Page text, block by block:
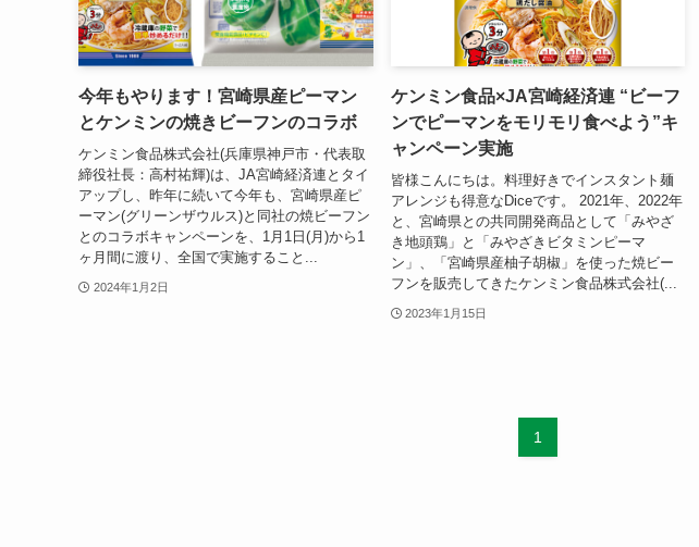
今年もやります！宮崎県産ピーマン
とケンミンの焼きビーフンのコラボ
ケンミン食品株式会社(兵庫県神戸市・代表取
締役社長：高村祐輝)は、JA宮崎経済連とタイ
アップし、昨年に続いて今年も、宮崎県産ピ
ーマン(グリーンザウルス)と同社の焼ビーフン
とのコラボキャンペーンを、1月1日(月)から1
ヶ月間に渡り、全国で実施すること...
2024年1月2日
ケンミン食品×JA宮崎経済連 “ビーフ
ンでピーマンをモリモリ食べよう”キ
ャンペーン実施
皆様こんにちは。料理好きでインスタント麺
アレンジも得意なDiceです。 2021年、2022年
と、宮崎県との共同開発商品として「みやざ
き地頭鶏」と「みやざきビタミンピーマ
ン」、「宮崎県産柚子胡椒」を使った焼ビー
フンを販売してきたケンミン食品株式会社(...
2023年1月15日
1